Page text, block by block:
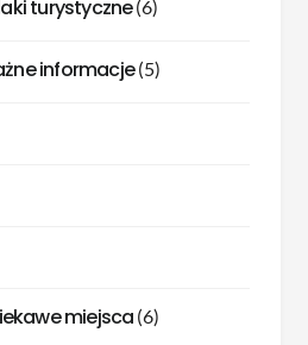
turystyczne(6)
informacje(5)
miejsca (6)